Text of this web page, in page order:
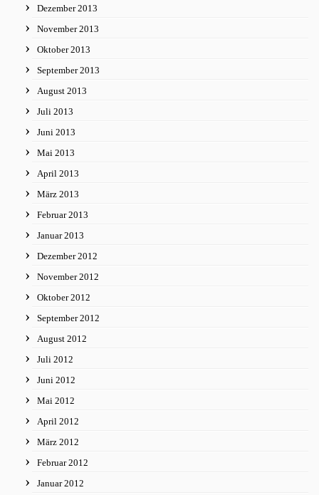
Dezember 2013
November 2013
Oktober 2013
September 2013
August 2013
Juli 2013
Juni 2013
Mai 2013
April 2013
März 2013
Februar 2013
Januar 2013
Dezember 2012
November 2012
Oktober 2012
September 2012
August 2012
Juli 2012
Juni 2012
Mai 2012
April 2012
März 2012
Februar 2012
Januar 2012